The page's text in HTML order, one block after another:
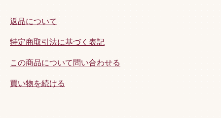
返品について
特定商取引法に基づく表記
この商品について問い合わせる
買い物を続ける